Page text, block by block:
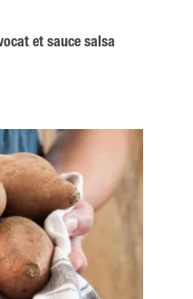
et sauce salsa